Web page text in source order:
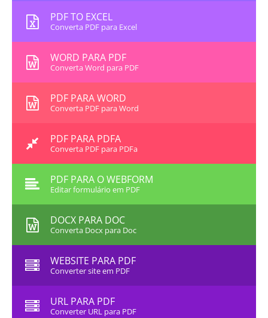
PDF TO EXCEL
Converta PDF para Excel
WORD PARA PDF
Converta Word para PDF
PDF PARA WORD
Converta PDF para Word
PDF PARA PDFA
Converta PDF para PDFa
PDF PARA O WEBFORM
Editar formulário em PDF
DOCX PARA DOC
Converta Docx para Doc
WEBSITE PARA PDF
Converter site em PDF
URL PARA PDF
Converter URL para PDF